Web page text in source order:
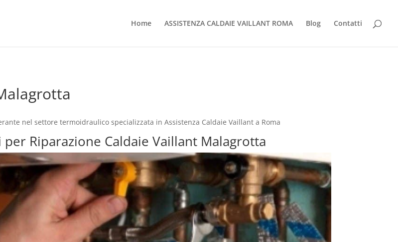
Home ASSISTENZA CALDAIE VAILLANT ROMA Blog Contatti
nel settore termoidraulico specializzata in Assistenza Caldaie Vaillant a Roma
Riparazione Caldaie Vaillant Malagrotta